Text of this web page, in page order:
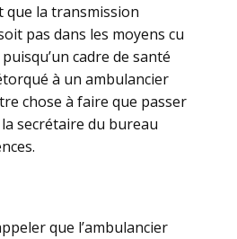
que la transmission
pas dans les moyens cu
cadre de santé
à un ambulancier
chose à faire que passer
secrétaire du bureau
que l’ambulancier